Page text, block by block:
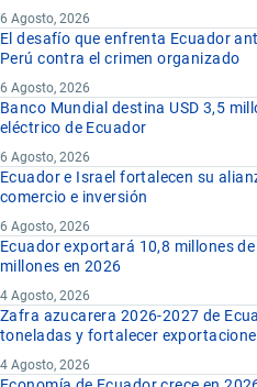
6 Agosto, 2026
El desafío que enfrenta Ecuador
Perú contra el crimen organizado
6 Agosto, 2026
Banco Mundial destina USD 3,5
eléctrico de Ecuador
6 Agosto, 2026
Ecuador e Israel fortalecen su
comercio e inversión
6 Agosto, 2026
Ecuador exportará 10,8 millones
millones en 2026
4 Agosto, 2026
Zafra azucarera 2026-2027 de
toneladas y fortalecer
4 Agosto, 2026